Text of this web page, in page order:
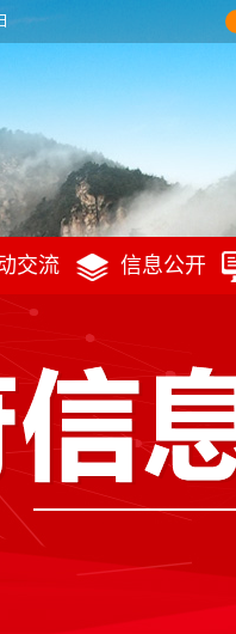
交流 信息公开